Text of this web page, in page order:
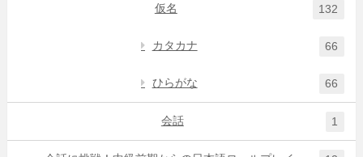
仮名 132
カタカナ 66
ひらがな 66
会話 1